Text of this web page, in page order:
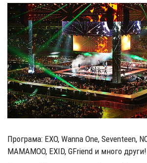
Програма: EXO, Wanna One, Seventeen,
MAMAMOO, EXID, GFriend и много други!